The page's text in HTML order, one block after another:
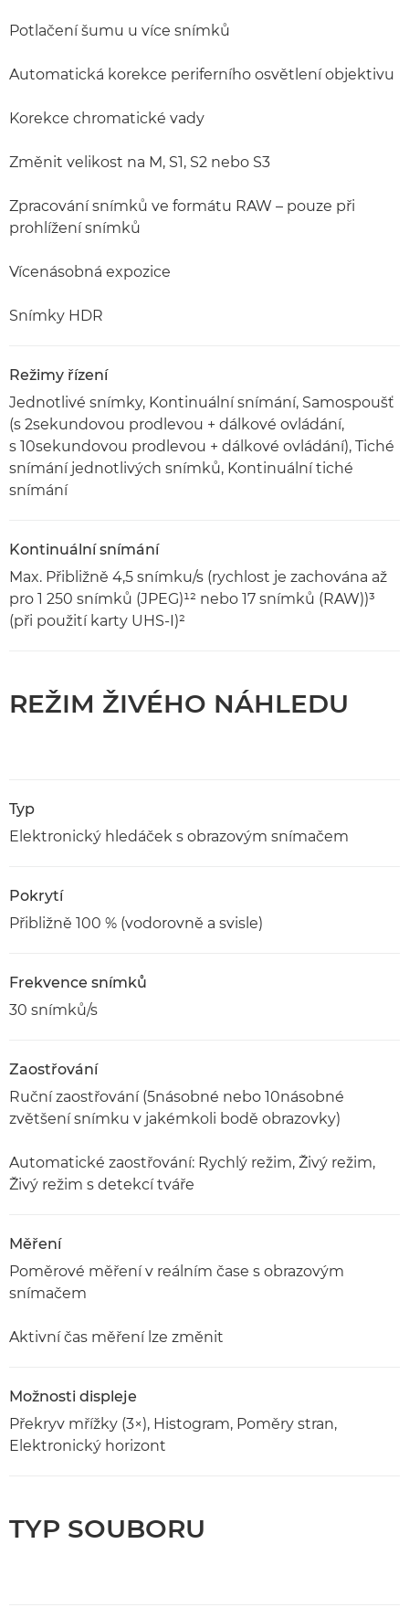
Potlačení šumu u více snímků
Automatická korekce periferního osvětlení objektivu
Korekce chromatické vady
Změnit velikost na M, S1, S2 nebo S3
Zpracování snímků ve formátu RAW – pouze při
prohlížení snímků
Vícenásobná expozice
Snímky HDR
Režimy řízení
Jednotlivé snímky, Kontinuální snímání, Samospoušť
(s 2sekundovou prodlevou + dálkové ovládání,
s 10sekundovou prodlevou + dálkové ovládání), Tiché
snímání jednotlivých snímků, Kontinuální tiché
snímání
Kontinuální snímání
Max. Přibližně 4,5 snímku/s (rychlost je zachována až
pro 1 250 snímků (JPEG)¹² nebo 17 snímků (RAW))³
(při použití karty UHS-I)²
REŽIM ŽIVÉHO NÁHLEDU
Typ
Elektronický hledáček s obrazovým snímačem
Pokrytí
Přibližně 100 % (vodorovně a svisle)
Frekvence snímků
30 snímků/s
Zaostřování
Ruční zaostřování (5násobné nebo 10násobné
zvětšení snímku v jakémkoli bodě obrazovky)
Automatické zaostřování: Rychlý režim, Živý režim,
Živý režim s detekcí tváře
Měření
Poměrové měření v reálním čase s obrazovým
snímačem
Aktivní čas měření lze změnit
Možnosti displeje
Překryv mřížky (3×), Histogram, Poměry stran,
Elektronický horizont
TYP SOUBORU